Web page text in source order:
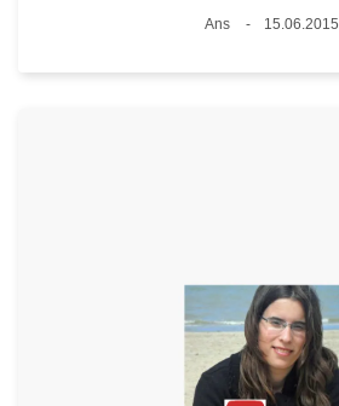
Standort
Ans
15.06.2015